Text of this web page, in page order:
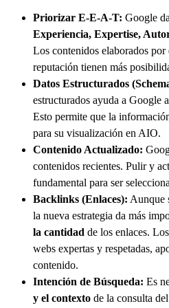
Priorizar E-E-A-T: Google
Experiencia, Expertise,
Los contenidos elaborados
reputación tienen más
Datos Estructurados
estructurados ayuda a Google
Esto permite que la
para su visualización en AIO.
Contenido Actualizado:
contenidos recientes. Pulir y
fundamental para ser
Backlinks (Enlaces): Aunque
la nueva estrategia da más
la cantidad de los enlaces.
webs expertas y respetadas,
contenido.
Intención de Búsqueda: Es
y el contexto de la consulta